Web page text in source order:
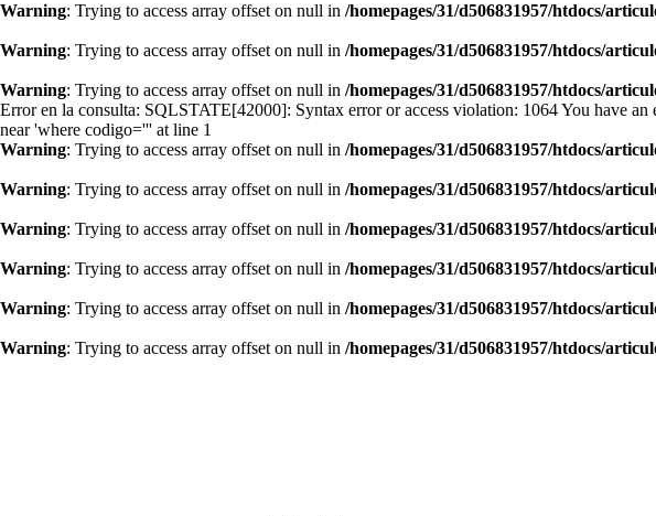
Warning: Trying to access array offset on null in /homepages/31/d506831957/htdocs/
Warning: Trying to access array offset on null in /homepages/31/d506831957/htdocs/
Warning: Trying to access array offset on null in /homepages/31/d506831957/htdocs/
Error en la consulta: SQLSTATE[42000]: Syntax error or access violation: 1064 You have
near 'where codigo=''' at line 1
Warning: Trying to access array offset on null in /homepages/31/d506831957/htdocs/
Warning: Trying to access array offset on null in /homepages/31/d506831957/htdocs/
Warning: Trying to access array offset on null in /homepages/31/d506831957/htdocs/
Warning: Trying to access array offset on null in /homepages/31/d506831957/htdocs/
Warning: Trying to access array offset on null in /homepages/31/d506831957/htdocs/
Warning: Trying to access array offset on null in /homepages/31/d506831957/htdocs/